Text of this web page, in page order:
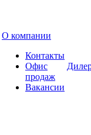
О компании
Контакты
Офис
продаж
Вакансии